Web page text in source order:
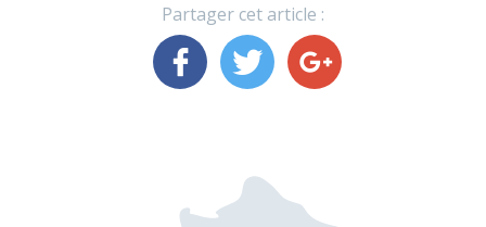
Partager cet article :